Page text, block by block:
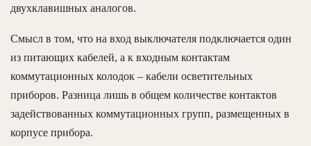
двухклавишных аналогов.
Смысл в том, что на вход выключателя подключается один
из питающих кабелей, а к входным контактам
коммутационных колодок – кабели осветительных
приборов. Разница лишь в общем количестве контактов
задействованных коммутационных групп, размещенных в
корпусе прибора.